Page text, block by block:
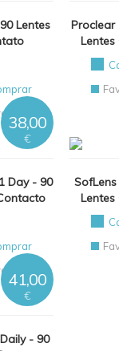
Lentes
Proclear
Day - 90
38,00
€
- 90
41,00
€